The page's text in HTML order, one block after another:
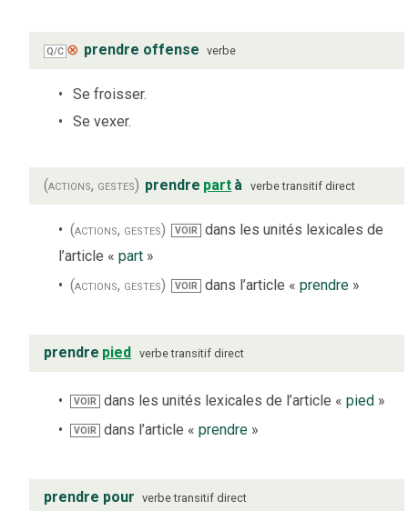
Q/C ⊗ prendre offense verbe
Se froisser.
Se vexer.
(actions, gestes) prendre part à verbe transitif direct
(actions, gestes) VOIR dans les unités lexicales de
l’article « part »
(actions, gestes)
VOIR dans l’article « prendre»
prendre pied verbe transitif direct
VOIR dans les unités lexicales de l’article «pied »
VOIR dans l’article «prendre »
prendre pour verbe transitif direct